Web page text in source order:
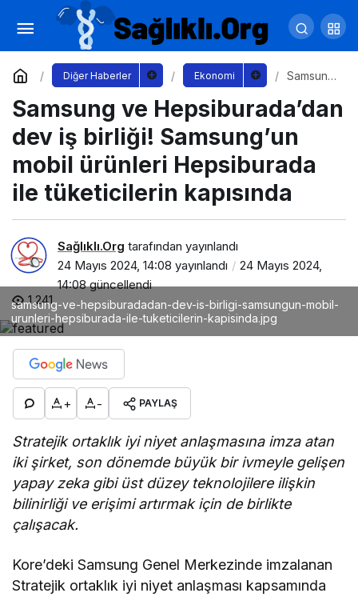
Diğer Haberler Ekonomi
Samsung
Hepsibur
ada’dan
dev iş
birliği!
Samsung’
un mobil
Hepsibur
Samsung ve Hepsiburada’dan
dev iş birliği! Samsung’un
mobil ürünleri Hepsiburada
ile tüketicilerin kapısında
Sağlıklı.Org tarafından yayınlandı
24 Mayıs 2024, 14:08 yayınlandı
24 Mayıs 2024,
14:08güncellendi
1.241
samsung-ve-hepsiburadadan-dev-is-birligi-samsungun-mobil-
urunleri-hepsiburada-ile-tuketicilerin-kapisinda.jpg
+ - PAYLAŞ
Stratejik ortaklık iyi niyet anlaşmasına imza atan
iki şirket, son dönemde büyük bir ivmeyle gelişen
yapay zeka gibi üst düzey teknolojilere ilişkin
bilinirliği ve erişimi artırmak için de birlikte
çalışacak.
Kore’deki Samsung Genel Merkezinde imzalanan
Stratejik ortaklık iyi niyet anlaşması kapsamında
Yatırım Finansman’da şubelerden sorumlu
direktörlük görevine Demet Gültekin atandı
Yorum Yap Paylaş